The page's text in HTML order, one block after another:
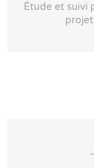
Étude et suivi